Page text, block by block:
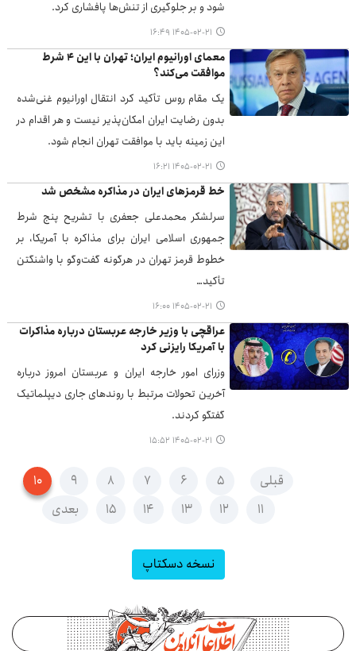
شود و بر جلوگیری از تنش‌ها پافشاری کرد.
۱۴۰۵-۰۲-۲۱ ۱۶:۴۹
معمای اورانیوم ایران؛ تهران با این ۴ شرط
موافقت می‌کند؟
یک مقام روس تأکید کرد انتقال اورانیوم غنی‌شده
بدون رضایت ایران امکان‌پذیر نیست و هر اقدام در
این زمینه باید با موافقت تهران انجام شود.
۱۴۰۵-۰۲-۲۱ ۱۶:۲۱
خط قرمزهای ایران در مذاکره مشخص شد
سرلشکر محمدعلی جعفری با تشریح پنج شرط
جمهوری اسلامی ایران برای مذاکره با آمریکا، بر
خطوط قرمز تهران در هرگونه گفت‌وگو با واشنگتن
تأکید…
۱۴۰۵-۰۲-۲۱ ۱۶:۰۰
عراقچی با وزیر خارجه عربستان درباره مذاکرات
با آمریکا رایزنی کرد
وزرای امور خارجه ایران و عربستان امروز درباره
آخرین تحولات مرتبط با روندهای جاری دیپلماتیک
گفتگو کردند.
۱۴۰۵-۰۲-۲۱ ۱۵:۵۲
قبلی ۵ ۶ ۷ ۸ ۹
۱۰
۱۱
۱۲ ۱۳ ۱۴ ۱۵ بعدی
نسخه دسکتاپ